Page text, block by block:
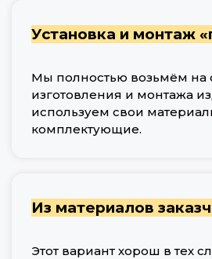
Установка и монтаж
Мы полностью возьмём на
изготовления и монтажа
используем свои
комплектующие.
Из материалов
Этот вариант хорош в тех